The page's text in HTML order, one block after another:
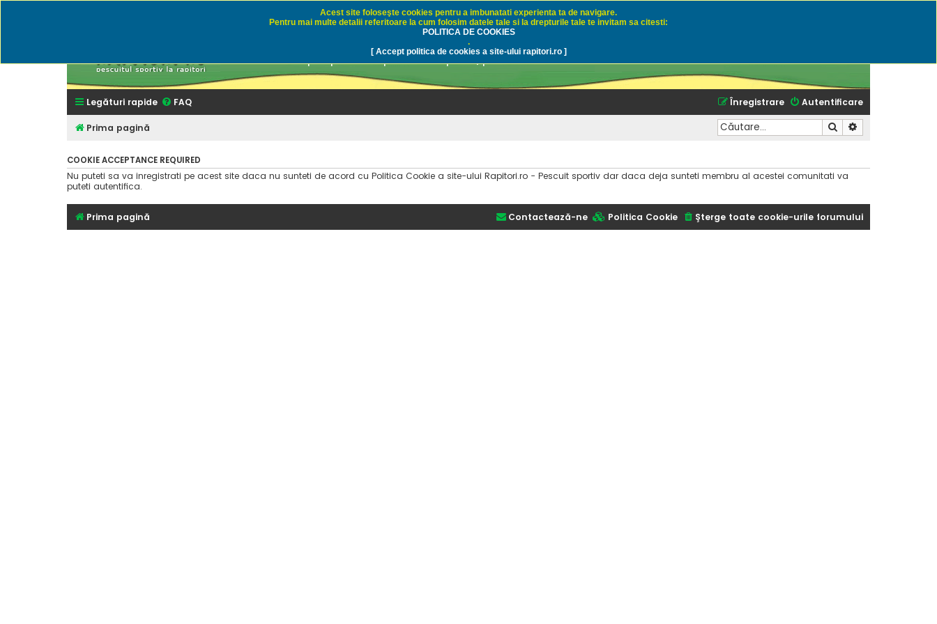
Rapitori.ro - Pescuit sportiv
Discutii despre pescuit sportiv la rapitori, pescuitul cu naluci sau momeli naturale
Legături rapide FAQ Autentificare
Înregistrare
Prima pagină Căutare
COOKIE ACCEPTANCE REQUIRED
Nu puteti sa va inregistrati pe acest site daca nu sunteti de acord cu Politica Cookie a site-ului Rapitori.ro - Pescuit sportiv dar daca deja sunteti membru al acestei comunitati va
puteti autentifica.
Acest site foloseşte cookies pentru a imbunatati experienta ta de navigare.
Pentru mai multe detalii referitoare la cum folosim datele tale si la drepturile tale te invitam sa citesti:
POLITICA DE COOKIES
.
[ Accept politica de cookies a site-ului rapitori.ro ]
Prima pagină Şterge toate cookie-urile forumului
Politica Cookie
Contactează-ne